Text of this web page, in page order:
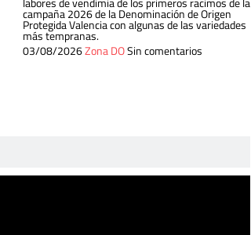
campaña 2026 de la Denominación de Origen
Protegida Valencia con algunas de las variedades
más tempranas.
03/08/2026Zona DOSin comentarios